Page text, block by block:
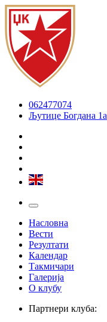
062477074
Љутице Богдана 1а
Насловна
Вести
Резултати
Календар
Такмичари
Галерија
О клубу
Партнери клуба: